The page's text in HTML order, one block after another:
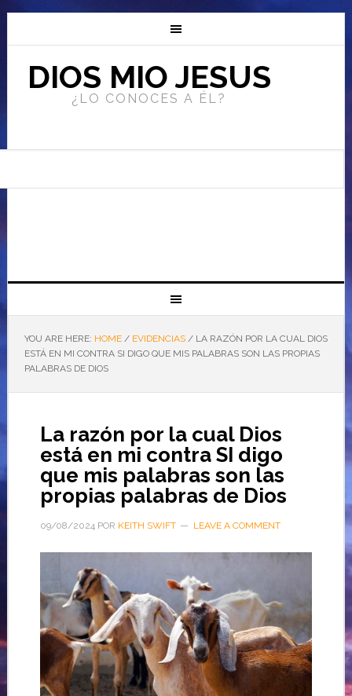
DIOS MIO JESUS
¿LO CONOCES A ÉL?
YOU ARE HERE: HOME / EVIDENCIAS /LA RAZÓN POR LA CUAL DIOS
ESTÁ EN MI CONTRA SI DIGO QUE MIS PALABRAS SON LAS PROPIAS
PALABRAS DE DIOS
La razón por la cual Dios
está en mi contra SI digo
que mis palabras son las
propias palabras de Dios
09/08/2024POR KEITH SWIFT LEAVE A COMMENT